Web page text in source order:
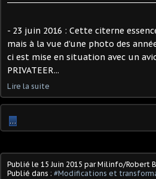
- 23 juin 2016 : Cette citerne
mais à la vue d'une photo des
ci est mise en situation avec un
PRIVATEER...
Lire la suite
…
Publié le 15 Juin 2015 par Milinfo/Robert
Publié dans : #Modifications et